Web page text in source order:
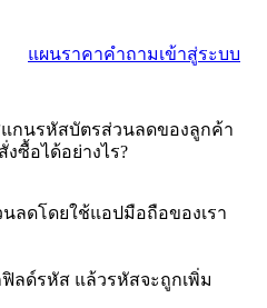
แผนราคาคำถามเข้าสู่ระบบ
กนรหัสบัตรส่วนลดของลูกค้า
ซื้อได้อย่างไร?
ดโดยใช้แอปมือถือของเรา
ลด์รหัส แล้วรหัสจะถูกเพิ่ม